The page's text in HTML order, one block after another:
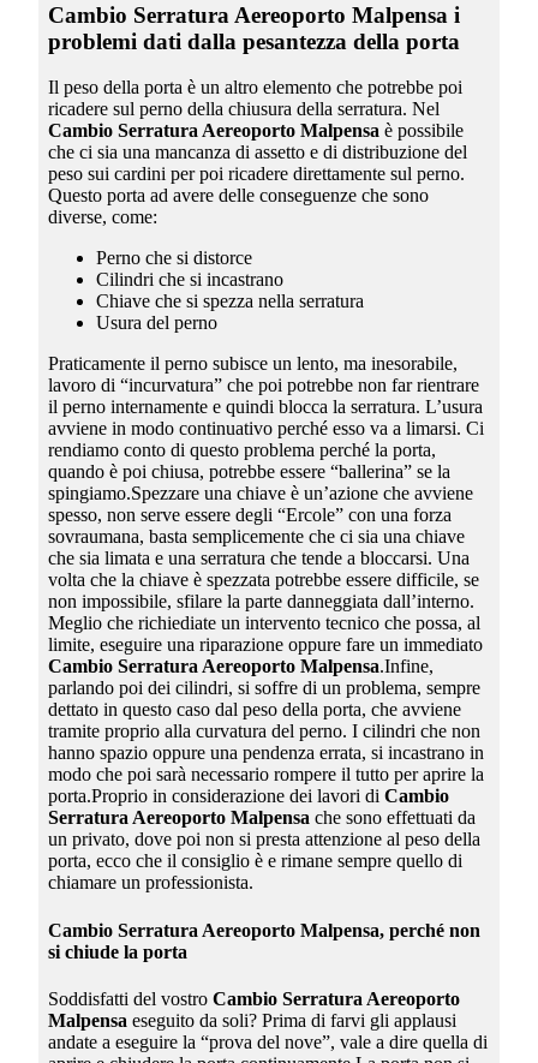
Cambio Serratura Aereoporto Malpensa i
problemi dati dalla pesantezza della porta
Il peso della porta è un altro elemento che potrebbe poi
ricadere sul perno della chiusura della serratura. Nel
Cambio Serratura Aereoporto Malpensaè possibile
che ci sia una mancanza di assetto e di distribuzione del
peso sui cardini per poi ricadere direttamente sul perno.
Questo porta ad avere delle conseguenze che sono
diverse, come:
Perno che si distorce
Cilindri che si incastrano
Chiave che si spezza nella serratura
Usura del perno
Praticamente il perno subisce un lento, ma inesorabile,
lavoro di “incurvatura” che poi potrebbe non far rientrare
il perno internamente e quindi blocca la serratura. L’usura
avviene in modo continuativo perché esso va a limarsi. Ci
rendiamo conto di questo problema perché la porta,
quando è poi chiusa, potrebbe essere “ballerina” se la
spingiamo.Spezzare una chiave è un’azione che avviene
spesso, non serve essere degli “Ercole” con una forza
sovraumana, basta semplicemente che ci sia una chiave
che sia limata e una serratura che tende a bloccarsi. Una
volta che la chiave è spezzata potrebbe essere difficile, se
non impossibile, sfilare la parte danneggiata dall’interno.
Meglio che richiediate un intervento tecnico che possa, al
limite, eseguire una riparazione oppure fare un immediato
Cambio Serratura Aereoporto Malpensa.Infine,
parlando poi dei cilindri, si soffre di un problema, sempre
dettato in questo caso dal peso della porta, che avviene
tramite proprio alla curvatura del perno. I cilindri che non
hanno spazio oppure una pendenza errata, si incastrano in
modo che poi sarà necessario rompere il tutto per aprire la
porta.Proprio in considerazione dei lavori di Cambio
Serratura Aereoporto Malpensache sono effettuati da
un privato, dove poi non si presta attenzione al peso della
porta, ecco che il consiglio è e rimane sempre quello di
chiamare un professionista.
Cambio Serratura Aereoporto Malpensa, perché non
si chiude la porta
Soddisfatti del vostro Cambio Serratura Aereoporto
Malpensa eseguito da soli? Prima di farvi gli applausi
andate a eseguire la “prova del nove”, vale a dire quella di